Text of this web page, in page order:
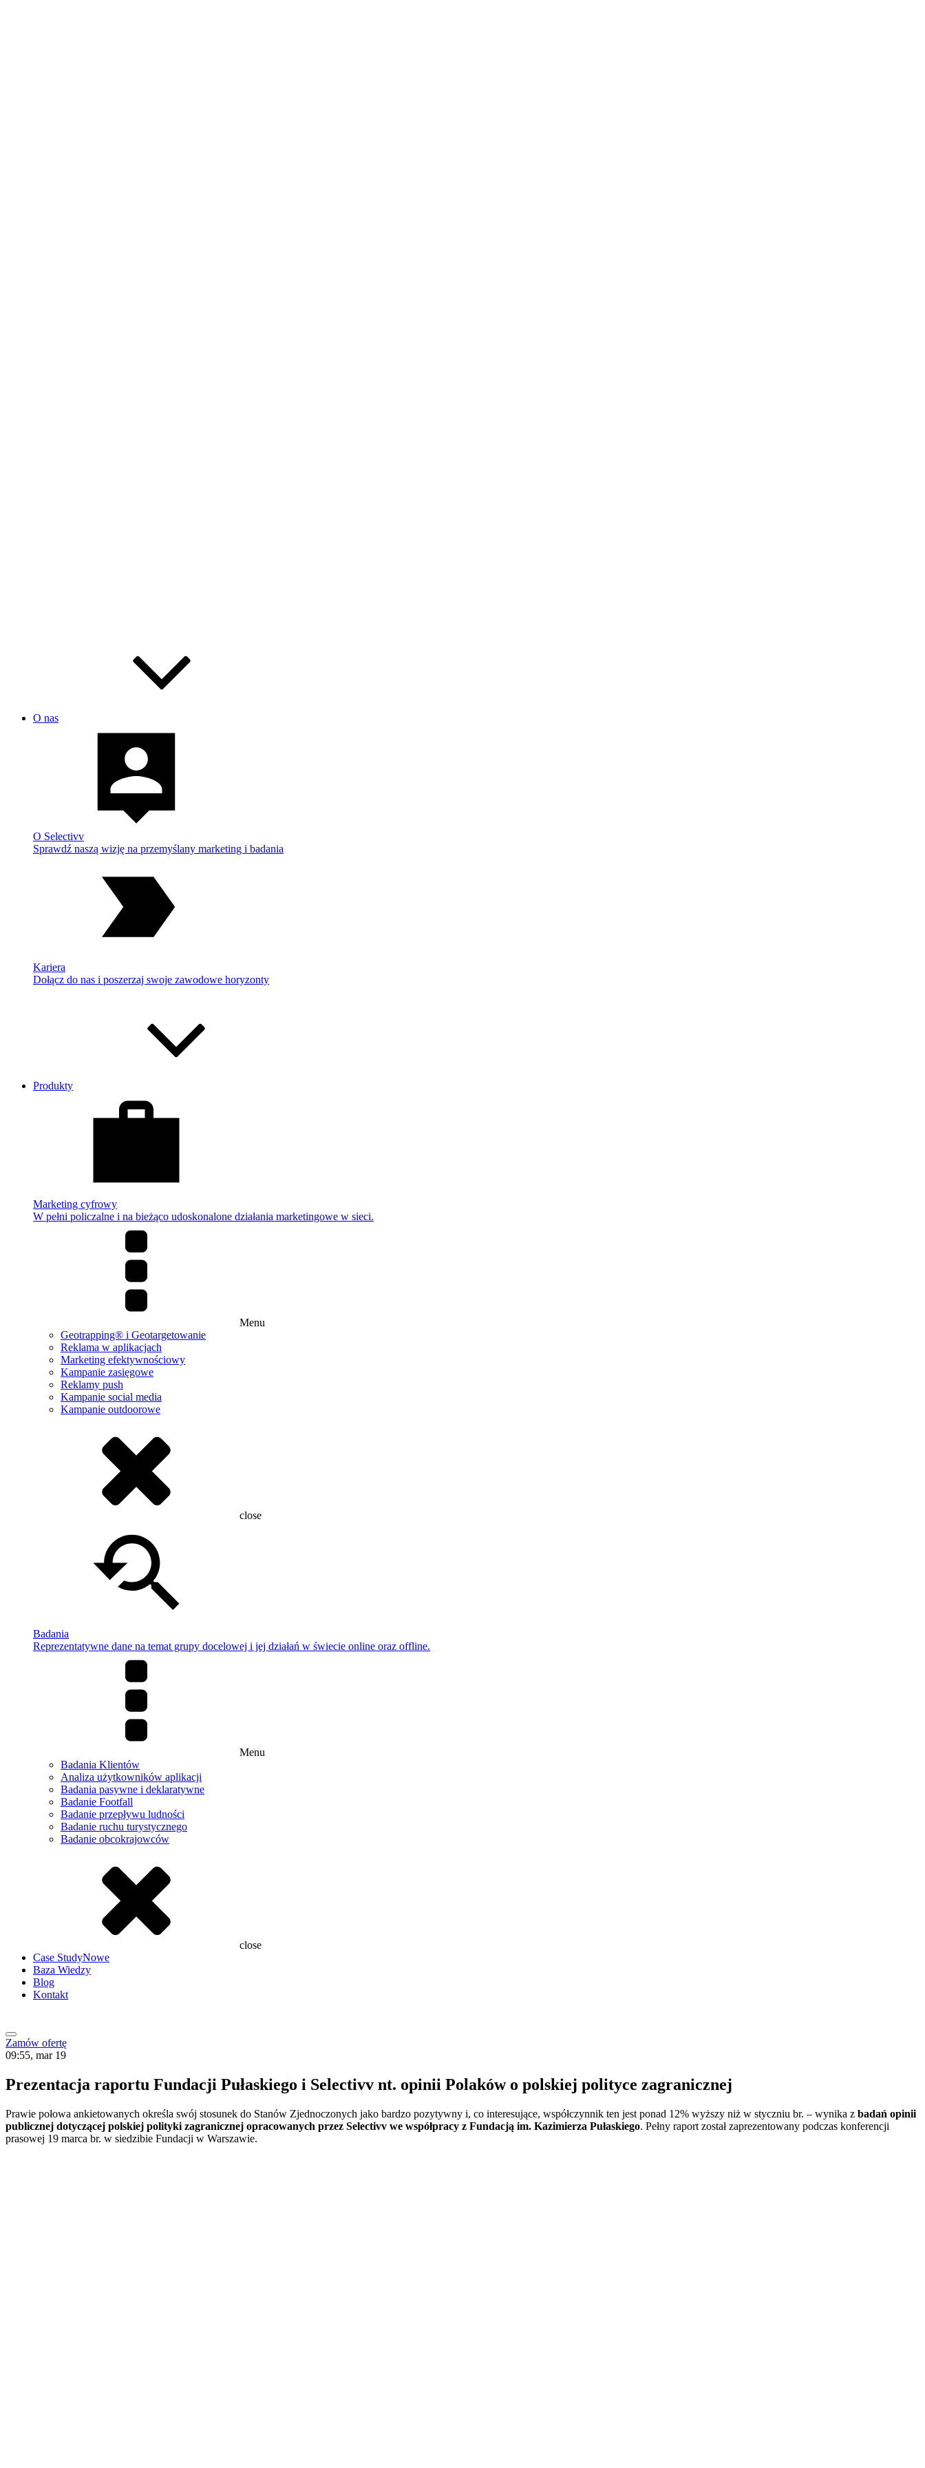
O nas
O Selectivv
Sprawdź naszą wizję na przemyślany marketing i badania
Kariera
Dołącz do nas i poszerzaj swoje zawodowe horyzonty
Produkty
Marketing cyfrowy
W pełni policzalne i na bieżąco udoskonalone działania marketingowe w sieci.
Menu
Geotrapping® i Geotargetowanie
Reklama w aplikacjach
Marketing efektywnościowy
Kampanie zasięgowe
Reklamy push
Kampanie social media
Kampanie outdoorowe
close
Badania
Reprezentatywne dane na temat grupy docelowej i jej działań w świecie online oraz offline.
Menu
Badania Klientów
Analiza użytkowników aplikacji
Badania pasywne i deklaratywne
Badanie Footfall
Badanie przepływu ludności
Badanie ruchu turystycznego
Badanie obcokrajowców
close
Case StudyNowe
Baza Wiedzy
Blog
Kontakt
Zamów ofertę
09:55, mar 19
Prezentacja raportu Fundacji Pułaskiego i Selectivv nt. opinii Polaków o polskiej polityce zagranicznej
Prawie połowa ankietowanych określa swój stosunek do Stanów Zjednoczonych jako bardzo pozytywny i, co interesujące, współczynnik ten jest ponad 12% wyższy niż w styczniu br. – wynika z badań opinii
publicznej dotyczącej polskiej polityki zagranicznej opracowanych przez Selectivv we współpracy z Fundacją im. Kazimierza Pułaskiego. Pełny raport został zaprezentowany podczas konferencji
prasowej 19 marca br. w siedzibie Fundacji w Warszawie.